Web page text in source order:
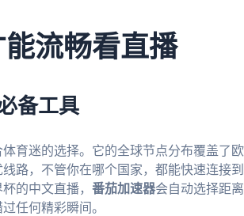
流畅看直播
备工具
育迷的选择。它的全球节点分布覆盖了
路，不管你在哪个国家，都能快速连接到
的中文直播， 番茄加速器会自动选择距
任何精彩瞬间。